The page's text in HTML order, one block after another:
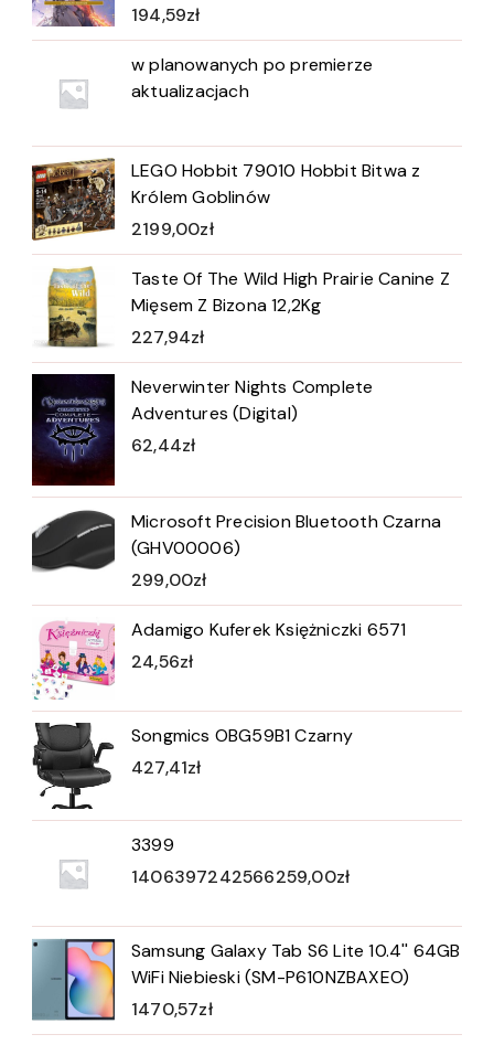
194,59zł
w planowanych po premierze
aktualizacjach
LEGO Hobbit 79010 Hobbit Bitwa z
Królem Goblinów
2199,00zł
Taste Of The Wild High Prairie Canine Z
Mięsem Z Bizona 12,2Kg
227,94zł
Neverwinter Nights Complete
Adventures (Digital)
62,44zł
Microsoft Precision Bluetooth Czarna
(GHV00006)
299,00zł
Adamigo Kuferek Księżniczki 6571
24,56zł
Songmics OBG59B1 Czarny
427,41zł
3399
1406397242566259,00zł
Samsung Galaxy Tab S6 Lite 10.4'' 64GB
WiFi Niebieski (SM-P610NZBAXEO)
1470,57zł